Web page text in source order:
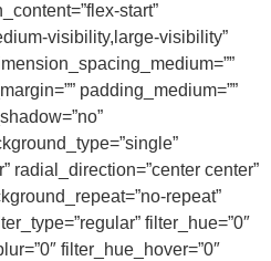
start”
visibility,large-visibility”
padding_medium=””
radial_direction=”center center”
repeat”
filter_hue=”0″
filter_hue_hover=”0″